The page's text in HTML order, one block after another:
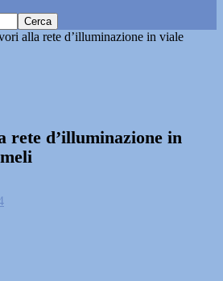
alla rete d’illuminazione in viale
rete d’illuminazione in